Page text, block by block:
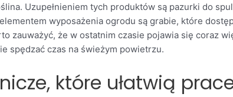
Uzupełnieniem tych produktów są pazurki do
wyposażenia ogrodu są grabie, które
zauważyć, że w ostatnim czasie pojawia się coraz
spędzać czas na świeżym powietrzu.
które ułatwią